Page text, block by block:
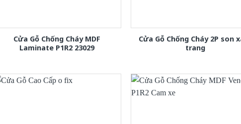
Cửa Gỗ Chống Cháy MDF
Laminate P1R2 23029
Cửa Gỗ Chống Cháy 2P son
trang